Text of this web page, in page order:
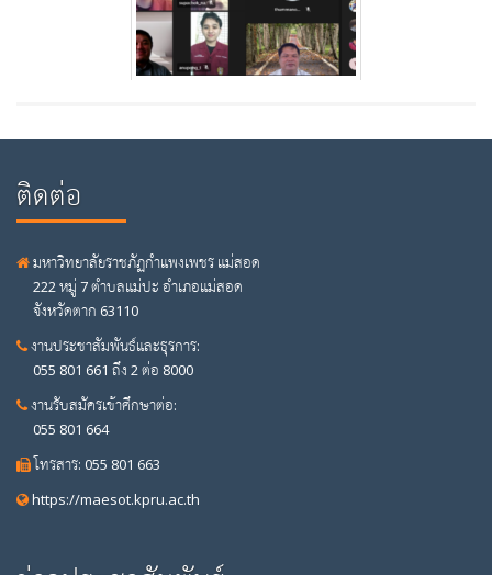
ติดต่อ
มหาวิทยาลัยราชภัฏกำแพงเพชร แม่สอด
222 หมู่ 7 ตำบลแม่ปะ อำเภอแม่สอด
จังหวัดตาก 63110
งานประชาสัมพันธ์และธุรการ:
055 801 661 ถึง 2 ต่อ 8000
งานรับสมัครเข้าศึกษาต่อ:
055 801 664
โทรสาร: 055 801 663
https://maesot.kpru.ac.th